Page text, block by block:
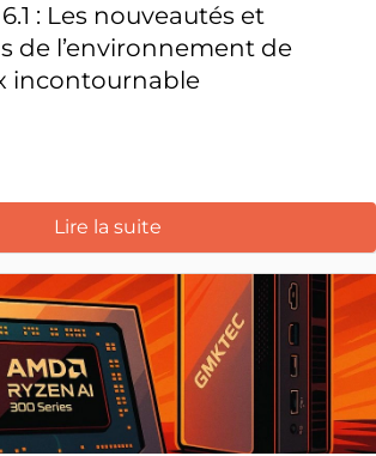
: Les nouveautés et
de l’environnement de
incontournable
Lire la suite